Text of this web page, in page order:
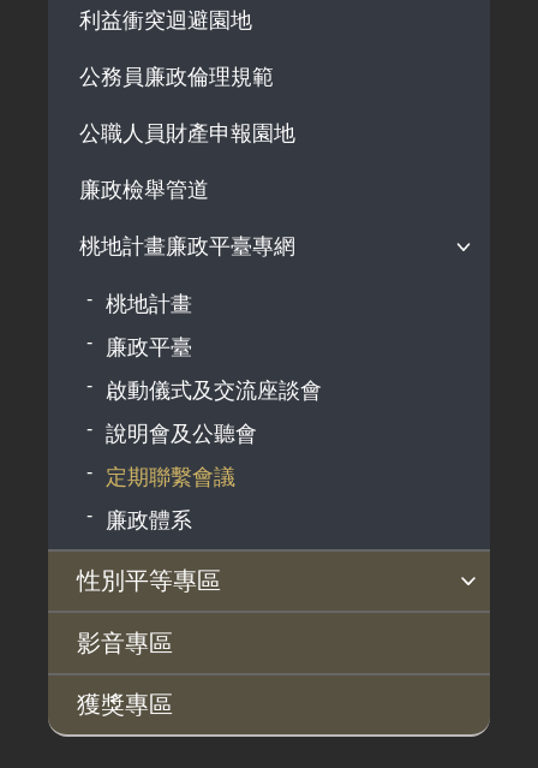
施政計畫、業務統計及研究報告
支付或接受之補助
政策宣導廣告支出
利益衝突迴避園地
公務員廉政倫理規範
公職人員財產申報園地
廉政檢舉管道
桃地計畫廉政平臺專網
桃地計畫
廉政平臺
啟動儀式及交流座談會
說明會及公聽會
定期聯繫會議
廉政體系
性別平等專區
性別平等工作小組
宣傳事項
性別平等推動計畫
性別平等統計分析
性別平等影響評估
性騷擾防治
相關網站
影音專區
獲獎專區